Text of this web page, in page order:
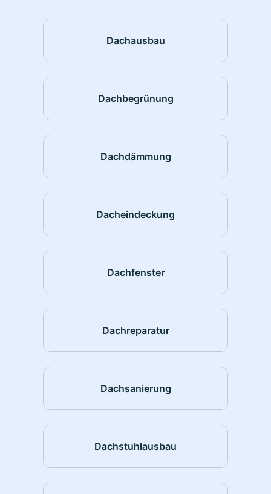
Dachausbau
Dachbegrünung
Dachdämmung
Dacheindeckung
Dachfenster
Dachreparatur
Dachsanierung
Dachstuhlausbau